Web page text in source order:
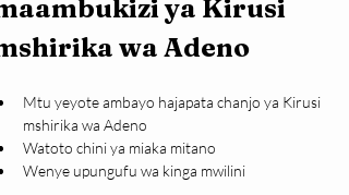
ya Kirusi
wa Adeno
Mtu yeyote ambayo hajapata chanjo ya Kirusi
mshirika wa Adeno
Watoto chini ya miaka mitano
Wenye upungufu wa kinga mwilini